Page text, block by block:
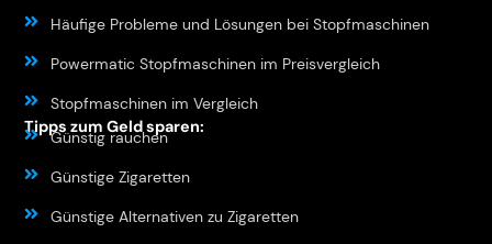
Häufige Probleme und Lösungen bei Stopfmaschinen
Powermatic Stopfmaschinen im Preisvergleich
Stopfmaschinen im Vergleich
Tipps zum Geld sparen:
Günstig rauchen
Günstige Zigaretten
Günstige Alternativen zu Zigaretten